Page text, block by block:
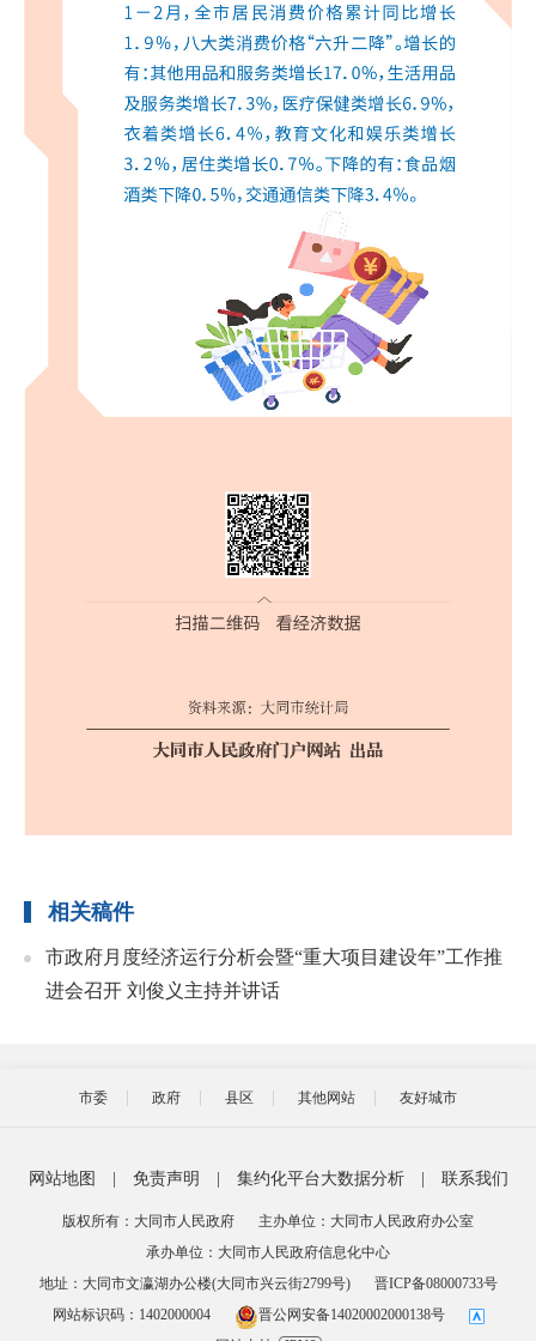
相关稿件
市政府月度经济运行分析会暨“重大项目建设年”工作推
进会召开 刘俊义主持并讲话
市委 政府 县区 其他网站 友好城市
网站地图 免责声明 集约化平台大数据分析 联系我们
版权所有：大同市人民政府
主办单位：大同市人民政府办公室
承办单位：大同市人民政府信息化中心
地址：大同市文瀛湖办公楼(大同市兴云街2799号)
晋ICP备08000733号
网站标识码：1402000004
晋公网安备14020002000138号